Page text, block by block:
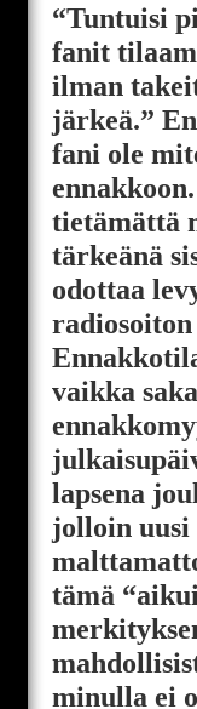
“Tuntuisi
fanit
ilman
järkeä.”
fani ole
tietämättä
tärkeänä
odottaa
vaikka
lapsena
jolloin uusi
tämä
minulla ei